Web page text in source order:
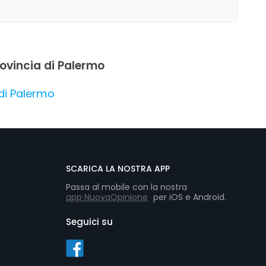
di Palermo
Palermo
SCARICA LA NOSTRA APP
Passa al mobile con la nostra
app NuovaOpinione per iOS e Android.
Seguici su